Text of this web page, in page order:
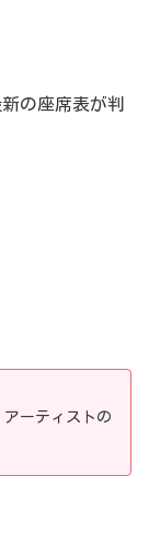
の座席表が判
ーティストの